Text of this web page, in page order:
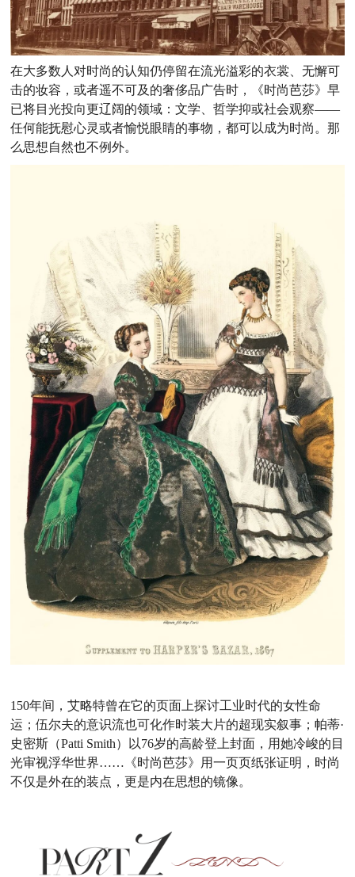
在大多数人对时尚的认知仍停留在流光溢彩的衣裳、无懈可
击的妆容，或者遥不可及的奢侈品广告时，《时尚芭莎》早
已将目光投向更辽阔的领域：文学、哲学抑或社会观察——
任何能抚慰心灵或者愉悦眼睛的事物，都可以成为时尚。那
么思想自然也不例外。
150年间，艾略特曾在它的页面上探讨工业时代的女性命
运；伍尔夫的意识流也可化作时装大片的超现实叙事；帕蒂·
史密斯（Patti Smith）以76岁的高龄登上封面，用她冷峻的目
光审视浮华世界……《时尚芭莎》用一页页纸张证明，时尚
不仅是外在的装点，更是内在思想的镜像。